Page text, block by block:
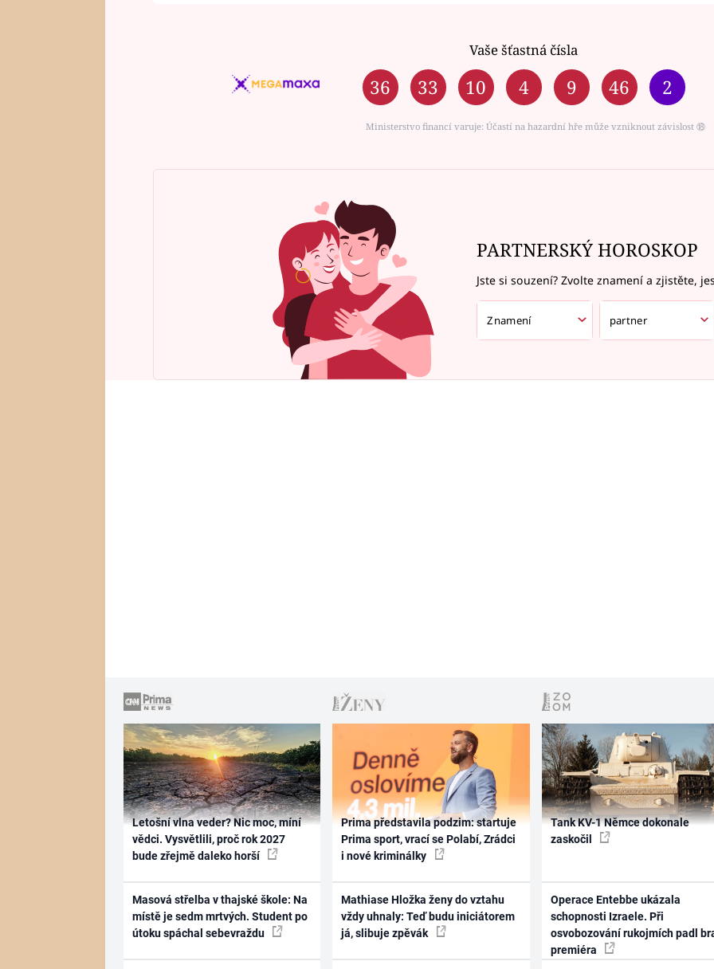
Vaše šťastná čísla
36 33 10 4 9 46 2
Ministerstvo financí varuje: Účastí na hazardní hře může vzniknout závislost ⑱
PARTNERSKÝ HOROSKOP
Jste si souzení? Zvolte znamení a zjistěte,
Letošní vlna veder? Nic moc, míní
vědci. Vysvětlili, proč rok 2027
bude zřejmě daleko horší
Masová střelba v thajské škole: Na
místě je sedm mrtvých. Student po
útoku spáchal sebevraždu
Prima představila podzim: startuje
Prima sport, vrací se Polabí, Zrádci
i nové kriminálky
Mathiase Hložka ženy do vztahu
vždy uhnaly: Teď budu iniciátorem
já, slibuje zpěvák
Tank KV-1 Němce dokonale
zaskočil
Operace Entebbe ukázala
schopnosti Izraele. Při
osvobozování rukojmích padl
premiéra